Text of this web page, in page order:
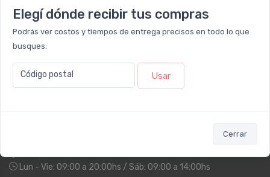
Elegí dónde recibir tus compras
Podrás ver costos y tiempos de entrega precisos en todo lo que
busques.
Código postal Usar
Cerrar
Nuestras sucursales
Sucursal OLIVOS - RETIRO EXPRESS
Larrea 1249
Lun - Vie: 09:00 a 20:00hs / Sáb: 09:00 a 14:00hs